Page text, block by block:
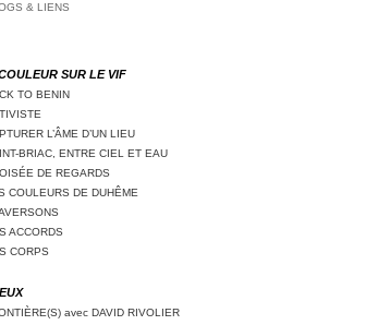
& LIENS
SUR LE VIF
TO BENIN
L’ÂME D’UN LIEU
BRIAC, ENTRE CIEL ET EAU
DE REGARDS
COULEURS DE DUHÊME
ACCORDS
CORPS
avec DAVID RIVOLIER